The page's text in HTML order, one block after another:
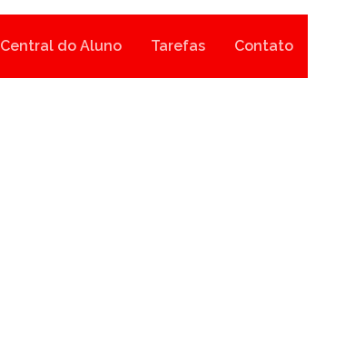
Central do Aluno Tarefas Contato